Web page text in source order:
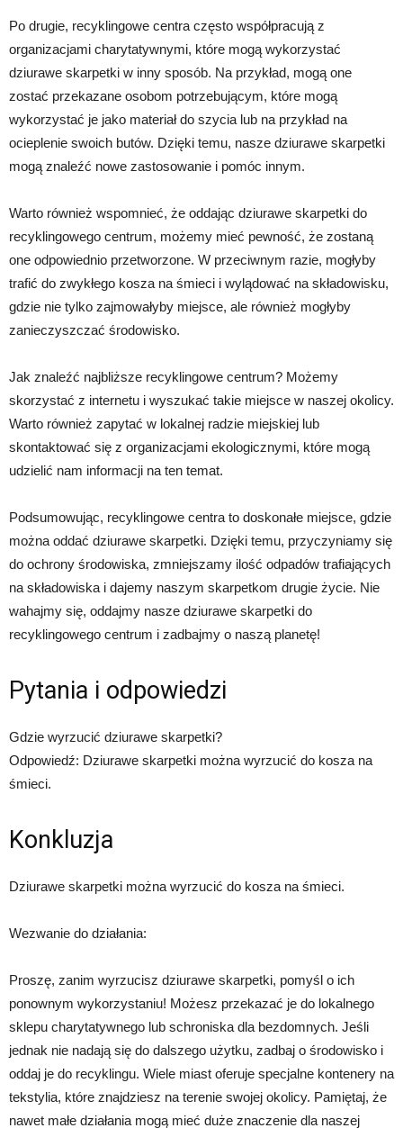
Po drugie, recyklingowe centra często współpracują z
organizacjami charytatywnymi, które mogą wykorzystać
dziurawe skarpetki w inny sposób. Na przykład, mogą one
zostać przekazane osobom potrzebującym, które mogą
wykorzystać je jako materiał do szycia lub na przykład na
ocieplenie swoich butów. Dzięki temu, nasze dziurawe skarpetki
mogą znaleźć nowe zastosowanie i pomóc innym.
Warto również wspomnieć, że oddając dziurawe skarpetki do
recyklingowego centrum, możemy mieć pewność, że zostaną
one odpowiednio przetworzone. W przeciwnym razie, mogłyby
trafić do zwykłego kosza na śmieci i wylądować na składowisku,
gdzie nie tylko zajmowałyby miejsce, ale również mogłyby
zanieczyszczać środowisko.
Jak znaleźć najbliższe recyklingowe centrum? Możemy
skorzystać z internetu i wyszukać takie miejsce w naszej okolicy.
Warto również zapytać w lokalnej radzie miejskiej lub
skontaktować się z organizacjami ekologicznymi, które mogą
udzielić nam informacji na ten temat.
Podsumowując, recyklingowe centra to doskonałe miejsce, gdzie
można oddać dziurawe skarpetki. Dzięki temu, przyczyniamy się
do ochrony środowiska, zmniejszamy ilość odpadów trafiających
na składowiska i dajemy naszym skarpetkom drugie życie. Nie
wahajmy się, oddajmy nasze dziurawe skarpetki do
recyklingowego centrum i zadbajmy o naszą planetę!
Pytania i odpowiedzi
Gdzie wyrzucić dziurawe skarpetki?
Odpowiedź: Dziurawe skarpetki można wyrzucić do kosza na
śmieci.
Konkluzja
Dziurawe skarpetki można wyrzucić do kosza na śmieci.
Wezwanie do działania:
Proszę, zanim wyrzucisz dziurawe skarpetki, pomyśl o ich
ponownym wykorzystaniu! Możesz przekazać je do lokalnego
sklepu charytatywnego lub schroniska dla bezdomnych. Jeśli
jednak nie nadają się do dalszego użytku, zadbaj o środowisko i
oddaj je do recyklingu. Wiele miast oferuje specjalne kontenery na
tekstylia, które znajdziesz na terenie swojej okolicy. Pamiętaj, że
nawet małe działania mogą mieć duże znaczenie dla naszej